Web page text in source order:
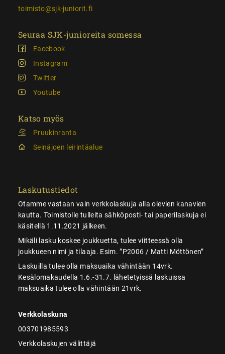
toimisto@sjk-juniorit.fi
Seuraa SJK-junioreita somessa
Facebook
Instagram
Twitter
Youtube
Katso myös
Pruukinranta
Seinäjoen leirintäalue
Laskutustiedot
Otamme vastaan vain verkkolaskuja alla olevien kanavien
kautta. Toimistolle tulleita sähköposti- tai paperilaskuja ei
käsitellä 1.11.2021 jälkeen.
Mikäli lasku koskee joukkuetta, tulee viitteessä olla
joukkueen nimi ja tilaaja. Esim. ”P2006 / Matti Möttönen”
Laskuilla tulee olla maksuaika vähintään 14vrk.
Kesälomakaudella 1.6.-31.7. lähetetyissä laskuissa
maksuaika tulee olla vähintään 21vrk.
Verkkolaskuna
003701985593
Verkkolaskujen välittäjä